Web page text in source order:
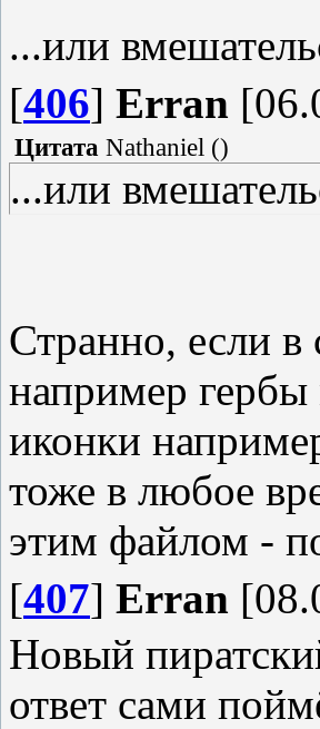
...или
[406] Erran
Цитата Nathaniel ()
...или
Странно, если в
например
иконки
тоже в любое
этим файлом -
[407] Erran
Новый
ответ сами